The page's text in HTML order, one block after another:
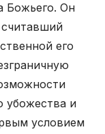
Божьего. Он
его
убожества и
условием